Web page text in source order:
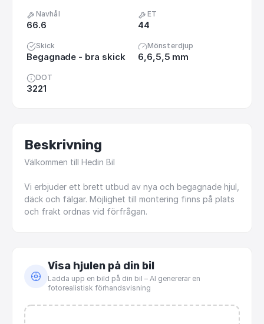
Navhål
66.6
ET
44
Skick
Begagnade - bra skick
Mönsterdjup
6,6,5,5 mm
DOT
3221
Beskrivning
Välkommen till Hedin Bil
Vi erbjuder ett brett utbud av nya och begagnade hjul,
däck och fälgar. Möjlighet till montering finns på plats
och frakt ordnas vid förfrågan.
Visa hjulen på din bil
Ladda upp en bild på din bil – AI genererar en
fotorealistisk förhandsvisning